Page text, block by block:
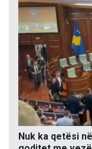
Nuk ka qetësi